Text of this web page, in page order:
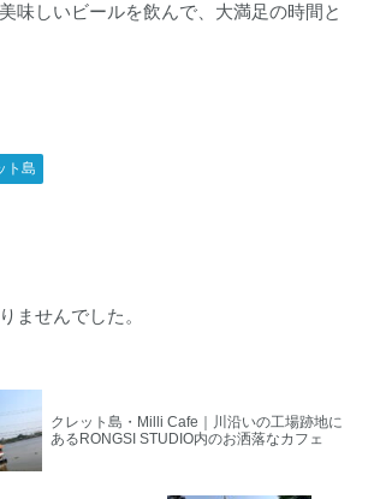
味しいビールを飲んで、大満足の時間と
ト島
ませんでした。
クレット島・Milli Cafe｜川沿いの工場跡地に
あるRONGSI STUDIO内のお洒落なカフェ